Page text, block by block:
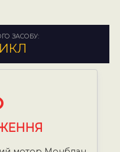
ЗАСОБУ: